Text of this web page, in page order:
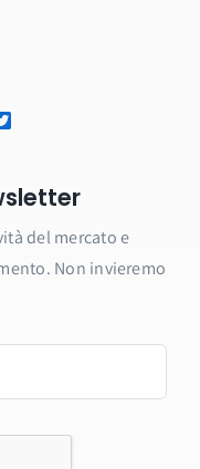
del mercato e
Non invieremo